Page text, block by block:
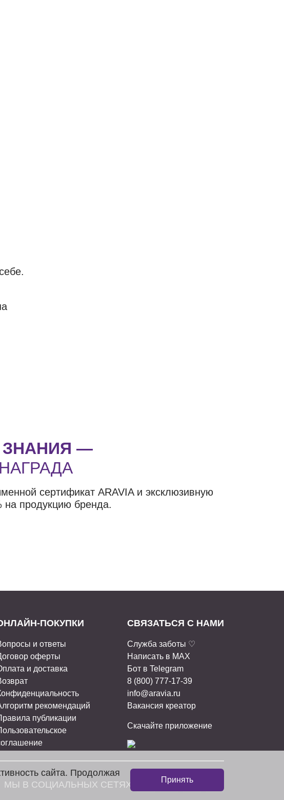
—
сертификат ARAVIA и эксклюзивную
на продукцию бренда.
ПОКУПКИ
и ответы
оферты
и доставка
рекомендаций
публикации
СВЯЗАТЬСЯ С НАМИ
Служба заботы ♡
Написать в MAX
Бот в Telegram
8 (800) 777-17-39
info@aravia.ru
Вакансия креатор
Скачайте приложение
МЫ В СОЦИАЛЬНЫХ СЕТЯХ:
сайта. Продолжая
Принять